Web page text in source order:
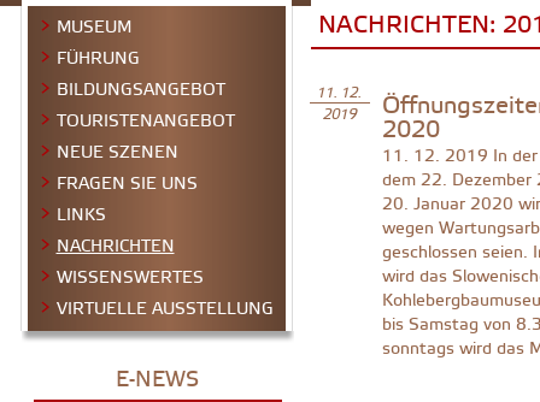
MUSEUM
FÜHRUNG
BILDUNGSANGEBOT
TOURISTENANGEBOT
NEUE SZENEN
FRAGEN SIE UNS
LINKS
NACHRICHTEN
WISSENSWERTES
VIRTUELLE AUSSTELLUNG
E-NEWS
NACHRICHTEN:
11. 12.
2019
2020
11. 12. 2019 In
dem 22.
20. Januar 2020
wegen
geschlossen seien.
wird das
bis Samstag von
sonntags wird das